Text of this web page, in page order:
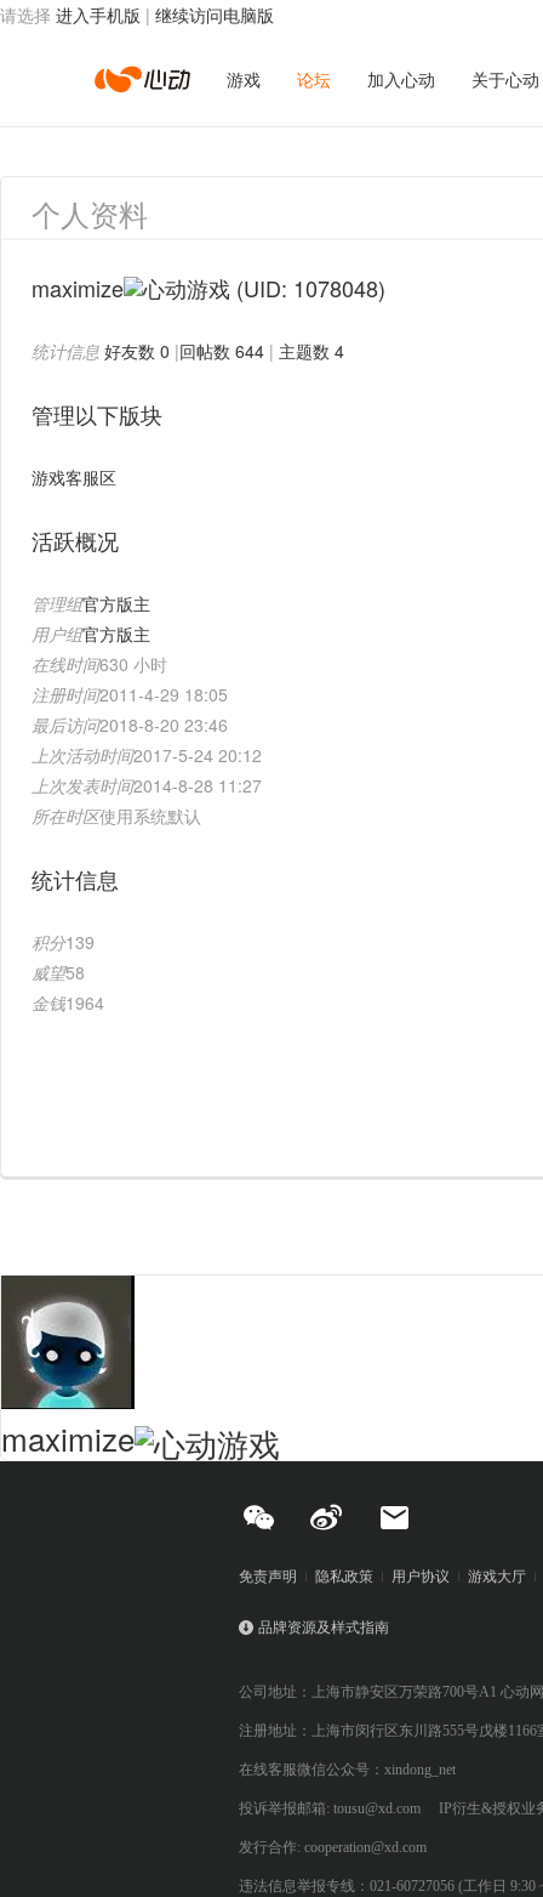
请选择 进入手机版 | 继续访问电脑版
心
动
络
游戏 论坛 加入心动 关于心动
个人资料
maximize (UID: 1078048)
统计信息 好友数 0 |回帖数 644 | 主题数 4
管理以下版块
游戏客服区
活跃概况
管理组官方版主
用户组官方版主
在线时间630 小时
注册时间2011-4-29 18:05
最后访问2018-8-20 23:46
上次活动时间2017-5-24 20:12
上次发表时间2014-8-28 11:27
所在时区使用系统默认
统计信息
积分139
威望58
金钱1964
maximize
免责声明 隐私政策 用户协议 游戏大厅
品牌资源及样式指南
公司地址：上海市静安区万荣路700号A1 心动
注册地址：上海市闵行区东川路555号戊楼1166
在线客服微信公众号：xindong_net
投诉举报邮箱: tousu@xd.com IP衍生&授权业
发行合作: cooperation@xd.com
违法信息举报专线：021-60727056 (工作日 9:30